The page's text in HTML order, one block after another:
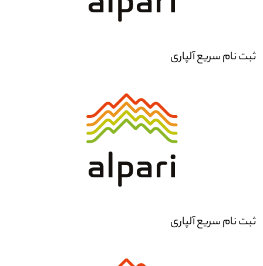
ثبت نام سریع آلپاری
ثبت نام سریع آلپاری